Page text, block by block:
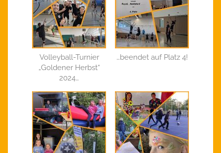
Volleyball-Turnier
„Goldener Herbst“
2024…
…beendet auf Platz 4!